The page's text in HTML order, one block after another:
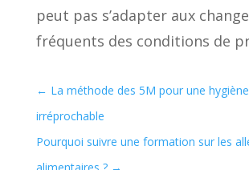
peut pas s’adapter aux
fréquents des conditions de
← La méthode des 5M pour une
irréprochable
Pourquoi suivre une formation sur les